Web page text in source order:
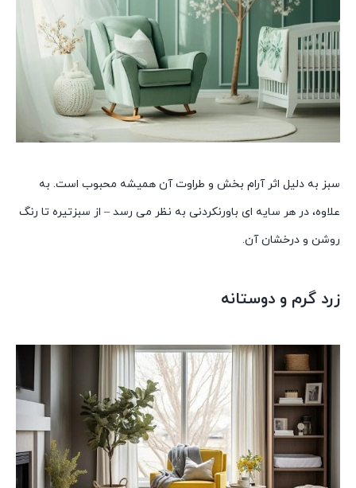
سبز به دلیل اثر آرام بخش و طراوت آن همیشه محبوب است. به
علاوه، در هر سایه ای باورنکردنی به نظر می رسد – از سبزتیره تا رنگ
روشن و درخشان آن.
زرد گرم و دوستانه